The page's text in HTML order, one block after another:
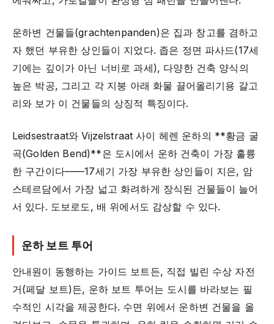
운하변 건물들(grachtenpanden)은 집과 창고를 겸하고
자 했던 부유한 상인들이 지었다. 좁은 정면 파사드(17세
기에는 깊이가 아닌 너비로 과세), 다양한 건축 양식의
높은 박공, 그리고 각 지붕 아래 화물 끌어올리기용 갈고
리와 보가 이 건물들의 상징적 특징이다.
Leidsestraat와 Vijzelstraat 사이 헤렌 운하의 **황금 굴
곡(Golden Bend)**은 도시에서 운하 건축이 가장 훌륭
한 구간이다——17세기 가장 부유한 상인들이 지은, 암
스테르담에서 가장 넓고 화려하게 장식된 건물들이 늘어
서 있다. 도보로도, 배 위에서도 감상할 수 있다.
운하 보트 투어
안내원이 동행하는 가이드 보트든, 직접 빌린 수상 자전
거(페달 보트)든, 운하 보트 투어는 도시를 바라보는 필
수적인 시각을 제공한다. 수면 위에서 운하변 건물을 올